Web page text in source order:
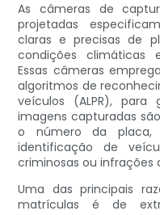
As câmeras de
projetadas
claras e precisas de
condições climáticas
Essas câmeras
algoritmos de
veículos (ALPR), para
imagens capturadas
o número da placa,
identificação de
criminosas ou infrações
Uma das principais
matrículas é de